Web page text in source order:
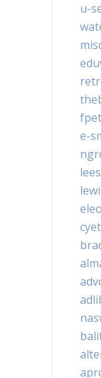
u-
e-